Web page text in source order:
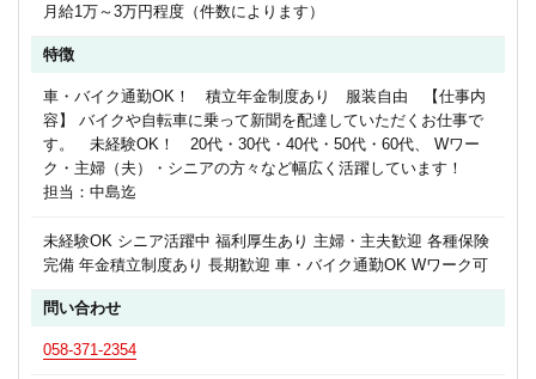
月給1万～3万円程度（件数によります）
特徴
車・バイク通勤OK！ 積立年金制度あり 服装自由 【仕事内
容】 バイクや自転車に乗って新聞を配達していただくお仕事で
す。 未経験OK！ 20代・30代・40代・50代・60代、 Wワー
ク・主婦（夫）・シニアの方々など幅広く活躍しています！
担当：中島迄
未経験OK シニア活躍中 福利厚生あり 主婦・主夫歓迎 各種保険
完備 年金積立制度あり 長期歓迎 車・バイク通勤OK Wワーク可
問い合わせ
058-371-2354